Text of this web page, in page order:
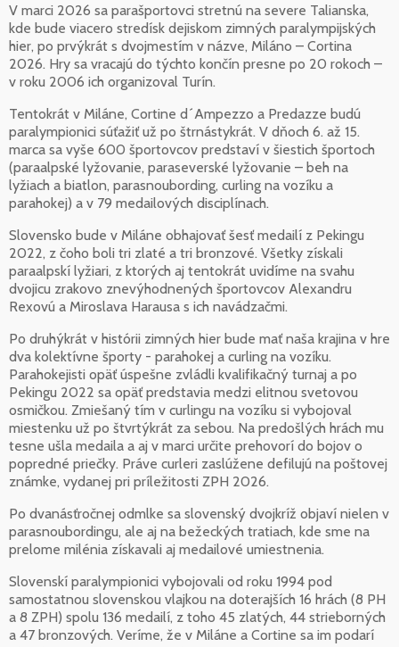
V marci 2026 sa parašportovci stretnú na severe Talianska,
kde bude viacero stredísk dejiskom zimných paralympijských
hier, po prvýkrát s dvojmestím v názve, Miláno – Cortina
2026. Hry sa vracajú do týchto končín presne po 20 rokoch –
v roku 2006 ich organizoval Turín.
Tentokrát v Miláne, Cortine d´Ampezzo a Predazze budú
paralympionici súťažiť už po štrnástykrát. V dňoch 6. až 15.
marca sa vyše 600 športovcov predstaví v šiestich športoch
(paraalpské lyžovanie, paraseverské lyžovanie – beh na
lyžiach a biatlon, parasnoubording, curling na vozíku a
parahokej) a v 79 medailových disciplínach.
Slovensko bude v Miláne obhajovať šesť medailí z Pekingu
2022, z čoho boli tri zlaté a tri bronzové. Všetky získali
paraalpskí lyžiari, z ktorých aj tentokrát uvidíme na svahu
dvojicu zrakovo znevýhodnených športovcov Alexandru
Rexovú a Miroslava Harausa s ich navádzačmi.
Po druhýkrát v histórii zimných hier bude mať naša krajina v hre
dva kolektívne športy - parahokej a curling na vozíku.
Parahokejisti opäť úspešne zvládli kvalifikačný turnaj a po
Pekingu 2022 sa opäť predstavia medzi elitnou svetovou
osmičkou. Zmiešaný tím v curlingu na vozíku si vybojoval
miestenku už po štvrtýkrát za sebou. Na predošlých hrách mu
tesne ušla medaila a aj v marci určite prehovorí do bojov o
popredné priečky. Práve curleri zaslúžene defilujú na poštovej
známke, vydanej pri príležitosti ZPH 2026.
Po dvanásťročnej odmlke sa slovenský dvojkríž objaví nielen v
parasnoubordingu, ale aj na bežeckých tratiach, kde sme na
prelome milénia získavali aj medailové umiestnenia.
Slovenskí paralympionici vybojovali od roku 1994 pod
samostatnou slovenskou vlajkou na doterajších 16 hrách (8 PH
a 8 ZPH) spolu 136 medailí, z toho 45 zlatých, 44 strieborných
a 47 bronzových. Veríme, že v Miláne a Cortine sa im podarí